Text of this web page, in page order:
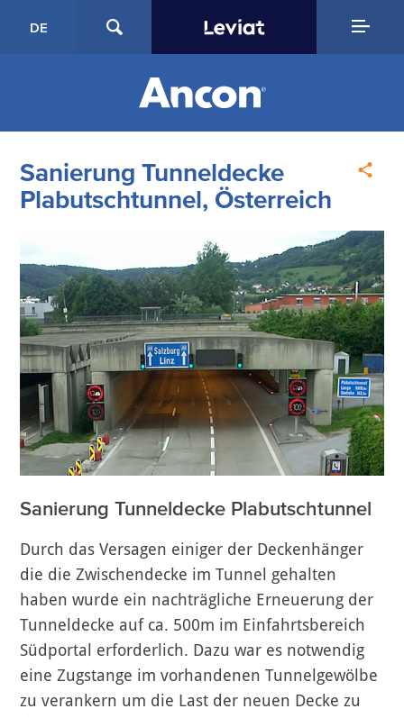
DE
Sanierung Tunneldecke
Plabutschtunnel, Österreich
Sanierung Tunneldecke Plabutschtunnel
Durch das Versagen einiger der Deckenhänger
die die Zwischendecke im Tunnel gehalten
haben wurde ein nachträgliche Erneuerung der
Tunneldecke auf ca. 500m im Einfahrtsbereich
Südportal erforderlich. Dazu war es notwendig
eine Zugstange im vorhandenen Tunnelgewölbe
zu verankern um die Last der neuen Decke zu